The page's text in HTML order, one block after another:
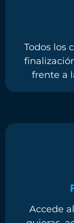
Todos los
frente a
Accede